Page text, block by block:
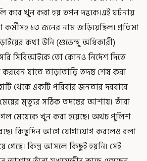
করে খুন করা হয় তপন দত্তকে।এই ঘটনায়
কর্মীসহ ১৩ জনের নাম জড়িয়েছিল। প্রতিমা
কথা উনি (শুভেন্দু অধিকারী)
সিবিআইকে তো কোনও নির্দেশ দিতে
করবেন যাতে তাড়াতাড়ি তদন্ত শেষ করা
থেকে একটি পরিবার জনতার দরবারে
মৃত্যুর সঠিক তদন্তের আশায়। তাঁরা
মেয়েকে খুন করা হয়েছে। অথচ পুলিশ
কিছুদিন আগে যোগাযোগ করলেও বলা
গেছে। কিন্তু আসলে কিছুই হয়নি। সেই